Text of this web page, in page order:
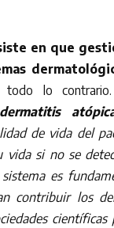
en que
todo lo contrario.
de vida del
vida si no se
es
contribuir los
científicas